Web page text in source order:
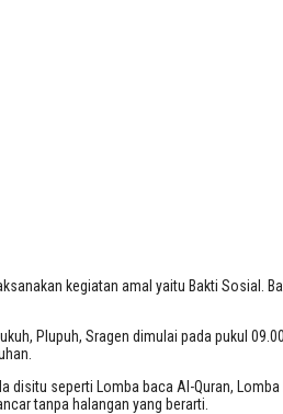
kegiatan amal yaitu Bakti
Plupuh, Sragen dimulai pada pukul
seperti Lomba baca Al-Quran,
tanpa halangan yang berarti.